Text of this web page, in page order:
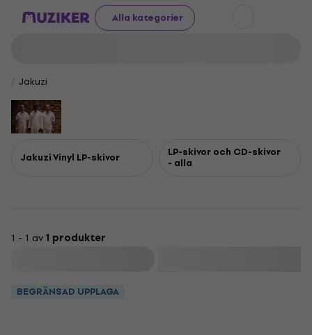
Alla kategorier
Jakuzi
Jakuzi Vinyl LP-skivor LP-skivor och CD-skivor
- alla
1 - 1 av1 produkter
BEGRÄNSAD UPPLAGA